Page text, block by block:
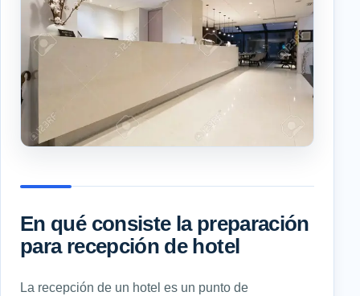
En qué consiste la preparación
para recepción de hotel
La recepción de un hotel es un punto de